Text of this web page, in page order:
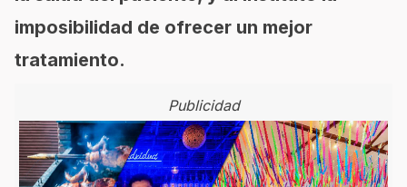
imposibilidad de ofrecer un mejor
tratamiento.
Publicidad